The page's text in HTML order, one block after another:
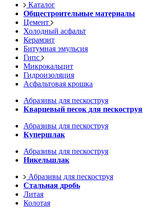
Каталог
Общестроительные материалы
Цемент
Холодный асфальт
Керамзит
Битумная эмульсия
Гипс
Микрокальцит
Гидроизоляция
Асфальтовая крошка
Абразивы для пескоструя
Кварцевый песок для пескоструя
Абразивы для пескоструя
Купершлак
Абразивы для пескоструя
Никельшлак
Абразивы для пескоструя
Стальная дробь
Литая
Колотая